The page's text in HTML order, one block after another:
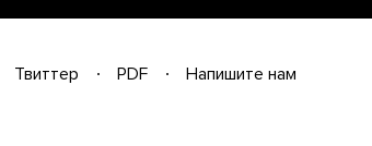
Твиттер PDF
Напишите нам